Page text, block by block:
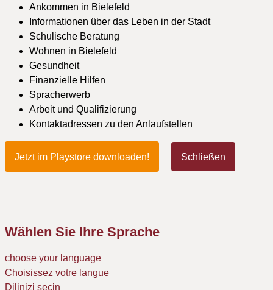
Ankommen in Bielefeld
Informationen über das Leben in der Stadt
Schulische Beratung
Wohnen in Bielefeld
Gesundheit
Finanzielle Hilfen
Spracherwerb
Arbeit und Qualifizierung
Kontaktadressen zu den Anlaufstellen
Jetzt im Playstore downloaden! Schließen
Wählen Sie Ihre Sprache
choose your language
Choisissez votre langue
Dilinizi seçin